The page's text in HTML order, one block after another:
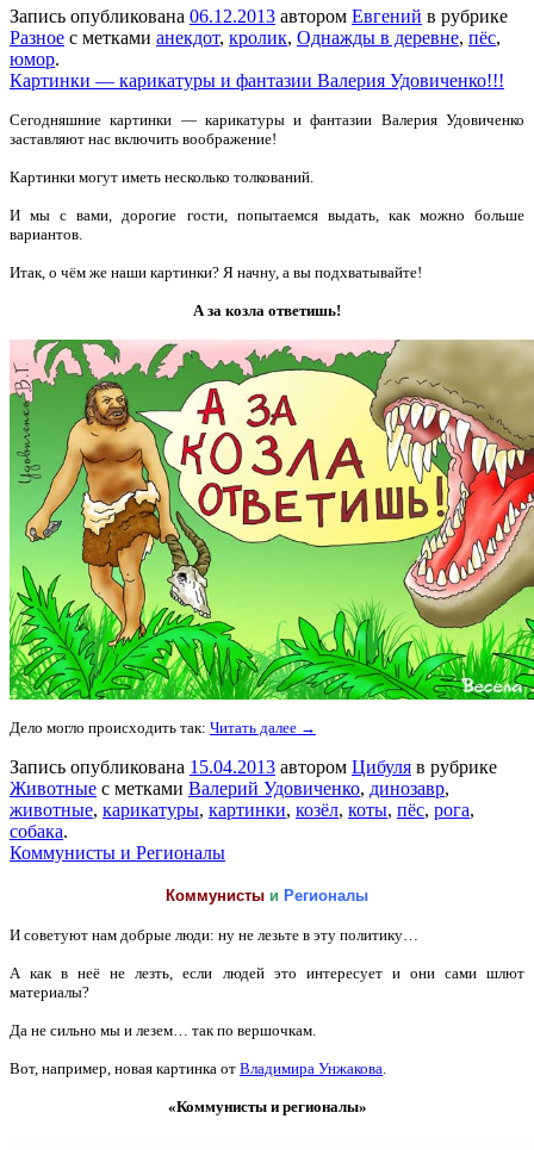
Запись опубликована 06.12.2013 автором Евгений в рубрике
Разное с метками анекдот, кролик, Однажды в деревне, пёс,
юмор.
Картинки — карикатуры и фантазии Валерия Удовиченко!!!
Сегодняшние картинки — карикатуры и фантазии Валерия Удовиченко
заставляют нас включить воображение!
Картинки могут иметь несколько толкований.
И мы с вами, дорогие гости, попытаемся выдать, как можно больше
вариантов.
Итак, о чём же наши картинки? Я начну, а вы подхватывайте!
А за козла ответишь!
Дело могло происходить так: Читать далее →
Запись опубликована 15.04.2013 автором Цибуля в рубрике
Животные с метками Валерий Удовиченко, динозавр,
животные, карикатуры, картинки, козёл, коты, пёс, рога,
собака.
Коммунисты и Регионалы
Коммунисты и Регионалы
И советуют нам добрые люди: ну не лезьте в эту политику…
А как в неё не лезть, если людей это интересует и они сами шлют
материалы?
Да не сильно мы и лезем… так по вершочкам.
Вот, например, новая картинка от Владимира Унжакова.
«Коммунисты и регионалы»